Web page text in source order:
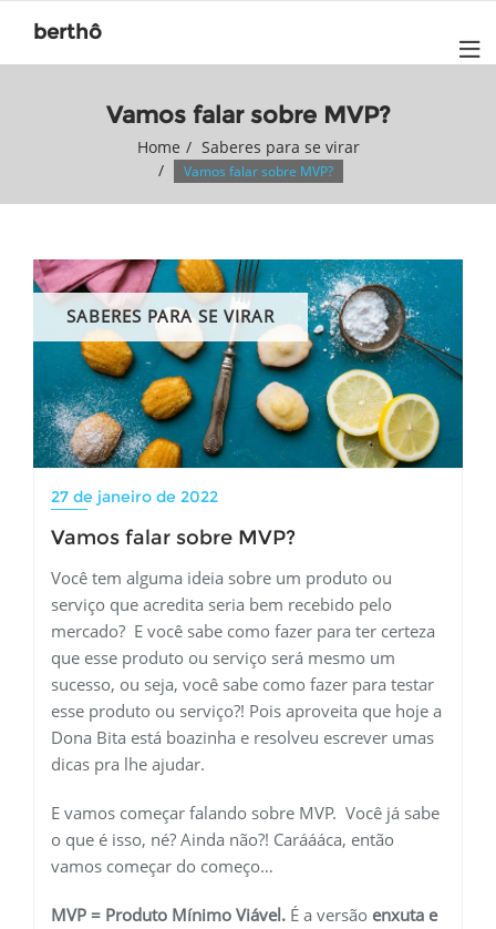
berthô
Vamos falar sobre MVP?
Home Saberes para se virar
Vamos falar sobre MVP?
SABERES PARA SE VIRAR
27 de janeiro de 2022
Vamos falar sobre MVP?
Você tem alguma ideia sobre um produto ou
serviço que acredita seria bem recebido pelo
mercado? E você sabe como fazer para ter certeza
que esse produto ou serviço será mesmo um
sucesso, ou seja, você sabe como fazer para testar
esse produto ou serviço?! Pois aproveita que hoje a
Dona Bita está boazinha e resolveu escrever umas
dicas pra lhe ajudar.
E vamos começar falando sobre MVP. Você já sabe
o que é isso, né? Ainda não?! Caráááca, então
vamos começar do começo…
MVP = Produto Mínimo Viável. É a versão enxuta e